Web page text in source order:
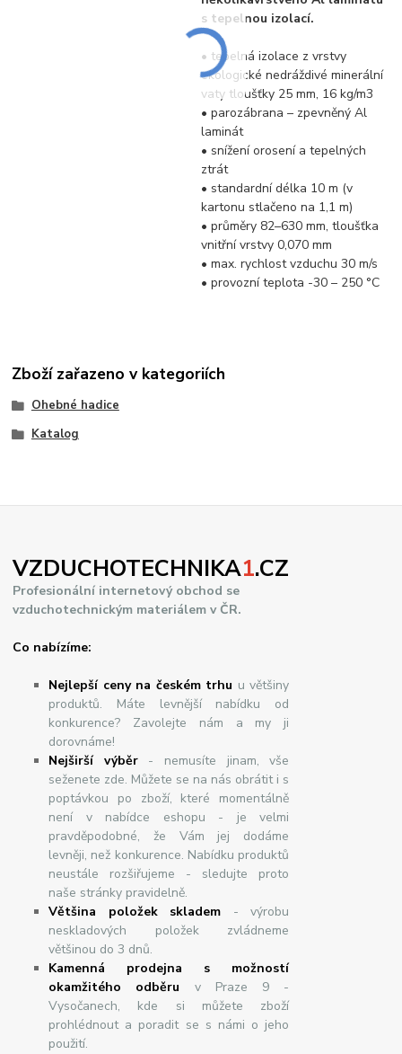
s tepelnou izolací.
• tepelná izolace z vrstvy
ekologické nedráždivé minerální
vaty tloušťky 25 mm, 16 kg/m3
• parozábrana – zpevněný Al
laminát
• snížení orosení a tepelných
ztrát
• standardní délka 10 m (v
kartonu stlačeno na 1,1 m)
• průměry 82–630 mm, tloušťka
vnitřní vrstvy 0,070 mm
• max. rychlost vzduchu 30 m/s
• provozní teplota -30 – 250 °C
Zboží zařazeno v kategoriích
Ohebné hadice
Katalog
VZDUCHOTECHNIKA1.CZ
Profesionální internetový obchod se
vzduchotechnickým materiálem v ČR.
Co nabízíme:
Nejlepší ceny na českém trhu u většiny
produktů. Máte levnější nabídku od
konkurence? Zavolejte nám a my ji
dorovnáme!
Nejširšívýběr- nemusíte jinam, vše
seženete zde. Můžete se na nás obrátit i s
poptávkou po zboží, které momentálně
není v nabídce eshopu - je velmi
pravděpodobné, že Vám jej dodáme
levněji, než konkurence. Nabídku produktů
neustále rozšiřujeme - sledujte proto
naše stránky pravidelně.
Většina položek skladem - výrobu
neskladových položek zvládneme
většinou do 3 dnů.
Kamenná prodejna s možností
okamžitého odběru v Praze 9 -
Vysočanech, kde si můžete zboží
prohlédnout a poradit se s námi o jeho
použití.